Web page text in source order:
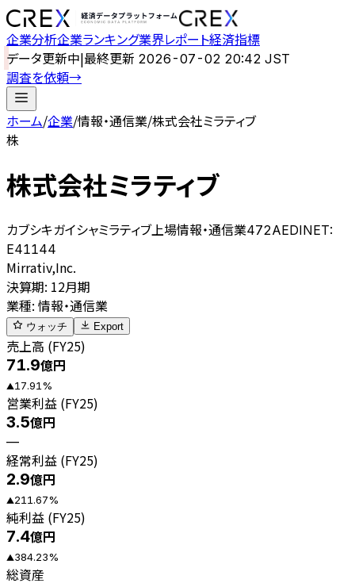
企業分析企業ランキング業界レポート経済指標
データ更新中|最終更新 2026-07-02 20:42 JST
調査を依頼→
ホーム/企業/情報・通信業/株式会社ミラティブ
株
株式会社ミラティブ
カブシキガイシャミラティブ上場情報・通信業472AEDINET:
E41144
Mirrativ,Inc.
決算期: 12月期
業種: 情報・通信業
ウォッチ Export
売上高 (FY25)
71.9億円
▲17.91 %
営業利益 (FY25)
3.5億円
—
経常利益 (FY25)
2.9億円
▲211.67%
純利益 (FY25)
7.4億円
▲384.23%
総資産